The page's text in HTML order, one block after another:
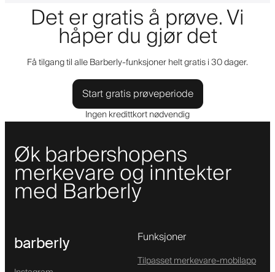
Det er gratis å prøve. Vi
håper du gjør det
Få tilgang til alle Barberly-funksjoner helt gratis i 30 dager.
Start gratis prøveperiode
Ingen kredittkort nødvendig
Øk barbershopens
merkevare og inntekter
med Barberly
barberly Funksjoner
Tilpasset merkevare-mobilapp